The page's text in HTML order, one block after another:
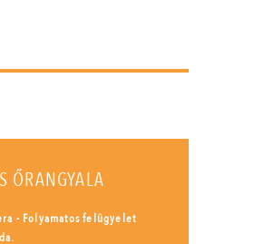
ŐRANGYALA
- Folyamatos felügyelet